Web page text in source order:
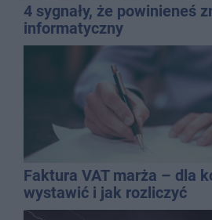
4 sygnały, że powinieneś
informatyczny
Faktura VAT marża – dla
wystawić i jak rozliczyć